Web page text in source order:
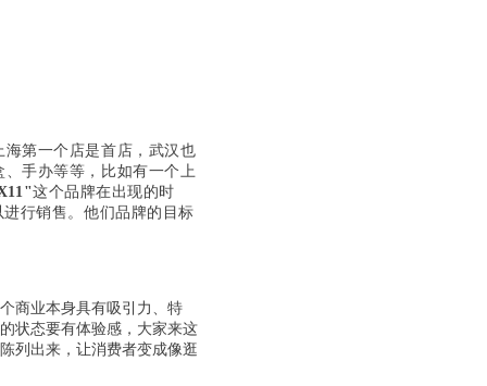
第一个店是首店，武汉也
手办等等，比如有一个上
这个品牌在出现的时
行销售。他们品牌的目标
商业本身具有吸引力、特
状态要有体验感，大家来这
列出来，让消费者变成像逛